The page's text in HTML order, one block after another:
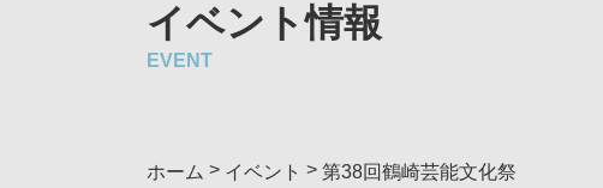
イベント情報
EVENT
ホーム > イベント > 第38回鶴崎芸能文化祭